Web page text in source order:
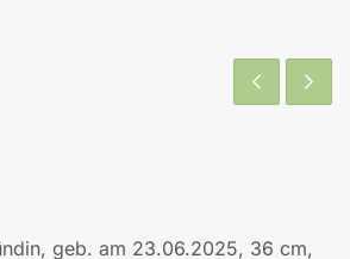
geb. am 23.06.2025, 36 cm,